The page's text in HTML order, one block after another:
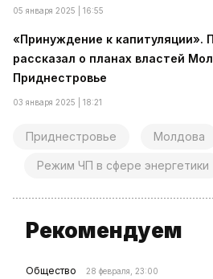
05 января 2025 | 16:55
«Принуждение к капитуляции».
рассказал о планах властей
Приднестровье
03 января 2025 | 18:21
Приднестровье Молдова
Режим ЧП в сфере энергетики
Рекомендуем
Общество 28 февраля, 23:00